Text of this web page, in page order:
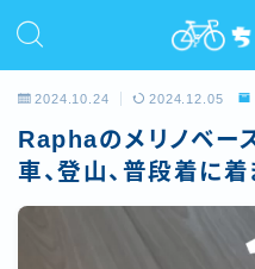
MENU
ホーム
2024.10.24 2024.12.05
Raphaのメリノベー
車、登山、普段着に着